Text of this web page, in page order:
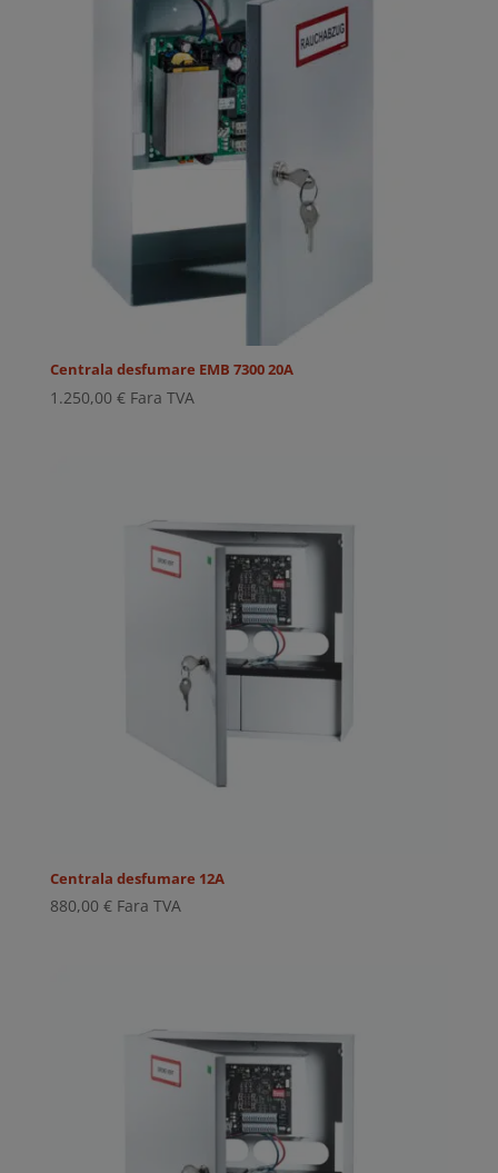
Centrala desfumare EMB 7300 20A
1.250,00 € Fara TVA
Centrala desfumare 12A
880,00 € Fara TVA